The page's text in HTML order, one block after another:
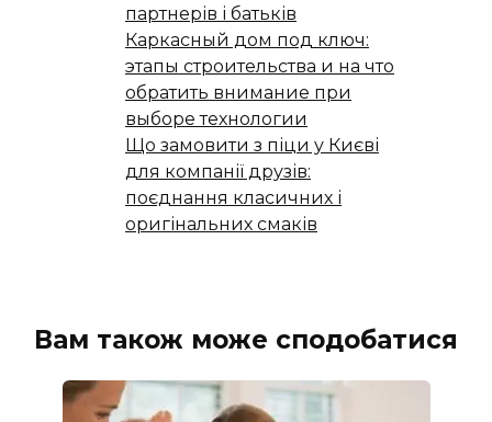
партнерів і батьків
Каркасный дом под ключ:
этапы строительства и на что
обратить внимание при
выборе технологии
Що замовити з піци у Києві
для компанії друзів:
поєднання класичних і
оригінальних смаків
Вам також може сподобатися